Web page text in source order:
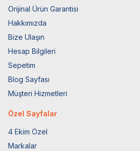
Orijinal Ürün Garantisi
Hakkımızda
Bize Ulaşın
Hesap Bilgileri
Sepetim
Blog Sayfası
Müşteri Hizmetleri
Özel Sayfalar
4 Ekim Özel
Markalar